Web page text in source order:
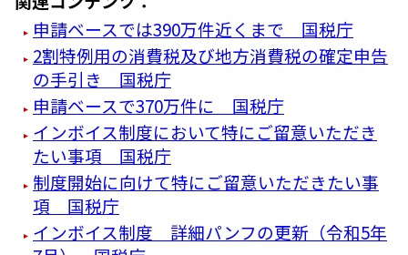
申請ベースでは390万件近くまで 国税庁
2割特例用の消費税及び地方消費税の確定申告
の手引き 国税庁
申請ベースで370万件に 国税庁
インボイス制度において特にご留意いただき
たい事項 国税庁
制度開始に向けて特にご留意いただきたい事
項 国税庁
インボイス制度 詳細パンフの更新（令和5年